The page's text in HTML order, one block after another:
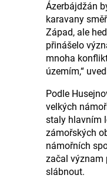
Ázerbájdžán
karavany
Západ, ale
přinášelo
mnoha
územím,“
Podle
velkých
staly hlavním
zámořských
námořních
začal význam
slábnout.